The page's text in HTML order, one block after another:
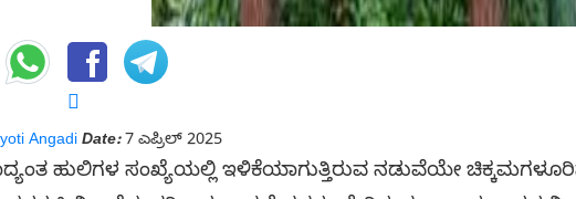
Angadi Date:7 ಎಪ್ರಿಲ್ 2025
ಹುಲಿಗಳ ಸಂಖ್ಯೆಯಲ್ಲಿ ಇಳಿಕೆಯಾಗುತ್ತಿರುವ ನಡುವೆಯೇ